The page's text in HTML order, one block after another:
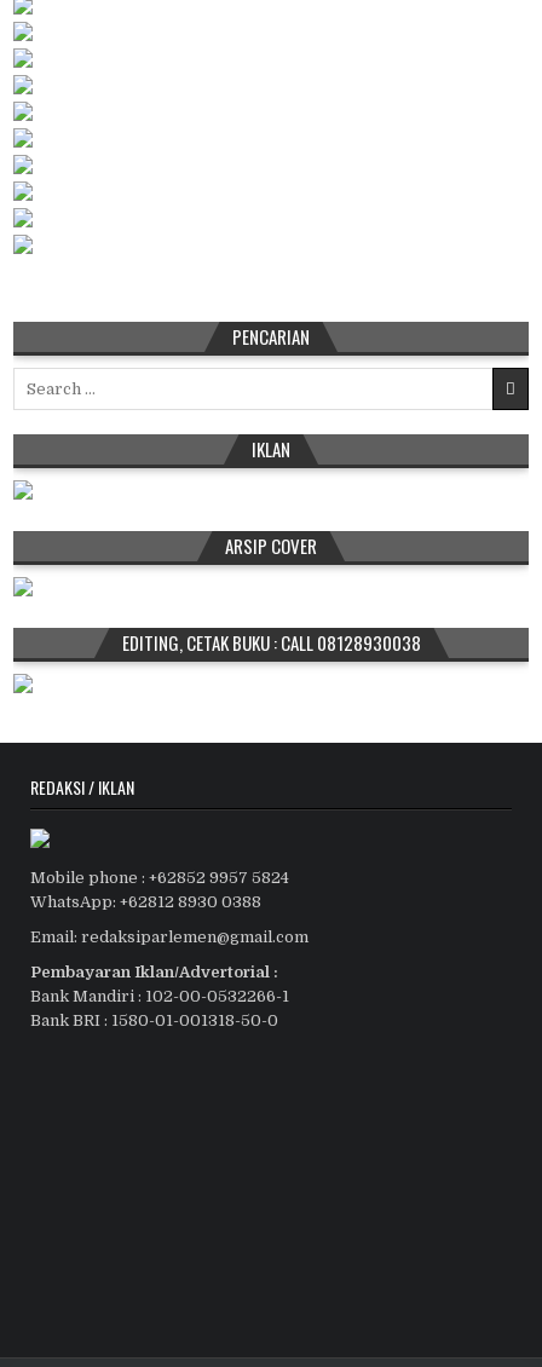
PENCARIAN
IKLAN
ARSIP COVER
EDITING, CETAK BUKU : CALL 08128930038
REDAKSI / IKLAN
Mobile phone : +62852 9957 5824
WhatsApp: +62812 8930 0388
Email: redaksiparlemen@gmail.com
Pembayaran Iklan/Advertorial :
Bank Mandiri : 102-00-0532266-1
Bank BRI : 1580-01-001318-50-0